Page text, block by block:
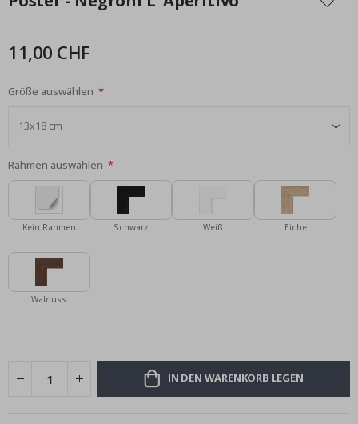
der
11,00 CHF
Größe auswählen
Rahmen auswählen
Kein Rahmen Schwarz Weiß Eiche
Walnuss
IN DEN WARENKORB LEGEN